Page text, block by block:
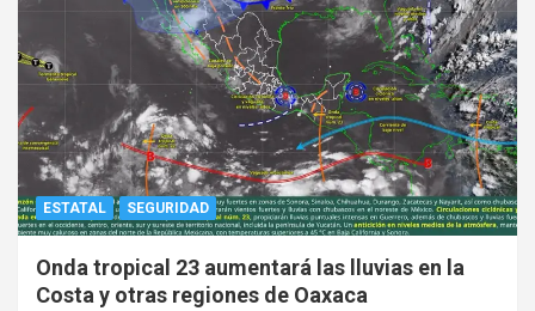
ESTATAL SEGURIDAD
Onda tropical 23 aumentará las lluvias en la
Costa y otras regiones de Oaxaca